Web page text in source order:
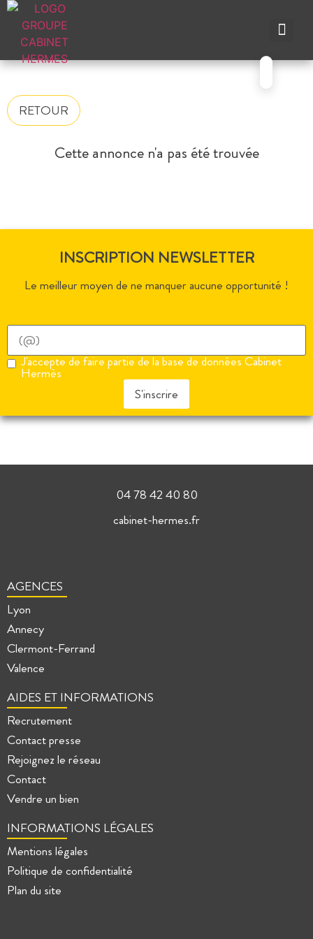
RETOUR
Cette annonce n'a pas été trouvée
INSCRIPTION NEWSLETTER
Le meilleur moyen de ne manquer aucune opportunité !
J'accepte de faire partie de la base de données Cabinet
Hermès
S'inscrire
04 78 42 40 80
cabinet-hermes.fr
AGENCES
Lyon
Annecy
Clermont-Ferrand
Valence
AIDES ET INFORMATIONS
Recrutement
Contact presse
Rejoignez le réseau
Contact
Vendre un bien
INFORMATIONS LÉGALES
Mentions légales
Politique de confidentialité
Plan du site